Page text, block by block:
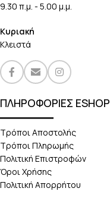
9.30 π.μ. - 5.00 μ.μ.
Κυριακή
Κλειστά
ΠΛΗΡΟΦΟΡΙΕΣ ESHOP
Τρόποι Αποστολής
Τρόποι Πληρωμής
Πολιτική Επιστροφών
Όροι Χρήσης
Πολιτική Απορρήτου